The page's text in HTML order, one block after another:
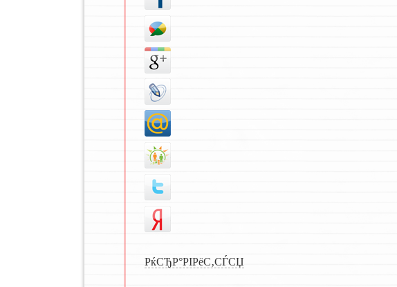
РќСЂР°РІРёС‚СЃСЏ